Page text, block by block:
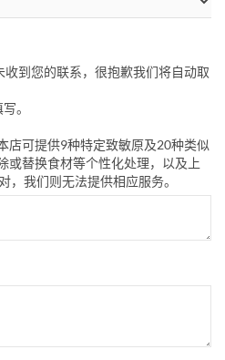
到您的联系，很抱歉我们将自动取
。
店可提供9种特定致敏原及20种类似
或替换食材等个性化处理，以及上
，我们则无法提供相应服务。